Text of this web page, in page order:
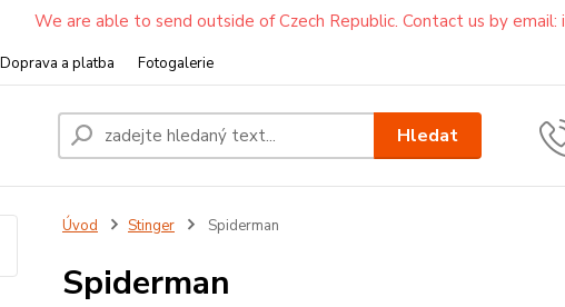
We are able to send outside of Czech Republic. Contact us by email:
Doprava a platba Fotogalerie
Hledat
Úvod Stinger Spiderman
Spiderman